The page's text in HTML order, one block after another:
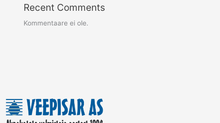
Recent Comments
Kommentaare ei ole.